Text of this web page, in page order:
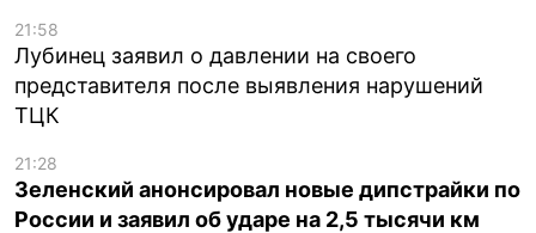
21:58
Лубинец заявил о давлении на своего
представителя после выявления нарушений
ТЦК
21:28
Зеленский анонсировал новые дипстрайки по
России и заявил об ударе на 2,5 тысячи км